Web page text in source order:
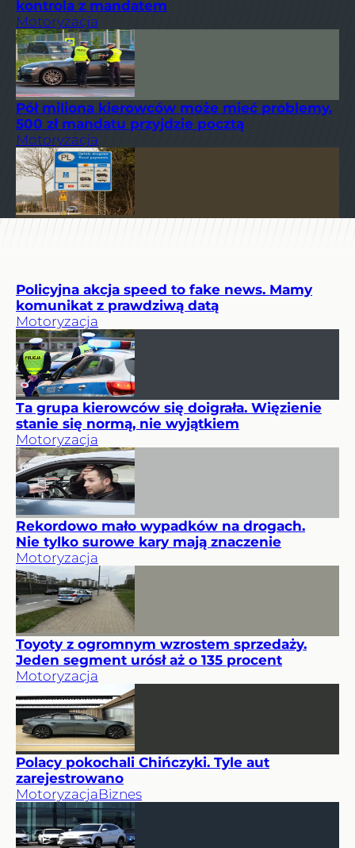
kontrola z mandatem
Motoryzacja
Pół miliona kierowców może mieć problemy.
500 zł mandatu przyjdzie pocztą
Motoryzacja
Policyjna akcja speed to fake news. Mamy
komunikat z prawdziwą datą
Motoryzacja
Ta grupa kierowców się doigrała. Więzienie
stanie się normą, nie wyjątkiem
Motoryzacja
Rekordowo mało wypadków na drogach.
Nie tylko surowe kary mają znaczenie
Motoryzacja
Toyoty z ogromnym wzrostem sprzedaży.
Jeden segment urósł aż o 135 procent
Motoryzacja
Polacy pokochali Chińczyki. Tyle aut
zarejestrowano
MotoryzacjaBiznes